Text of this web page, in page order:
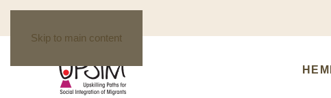
Skip to main content
HEM